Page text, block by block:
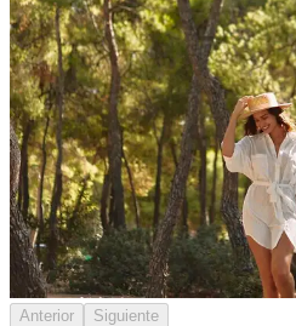
Anterior Siguiente